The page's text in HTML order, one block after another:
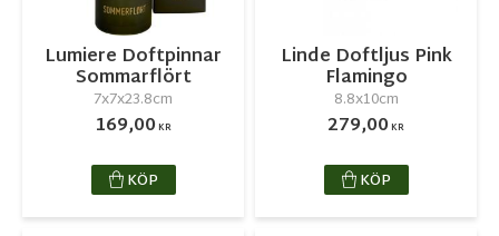
Lumiere Doftpinnar
Sommarflört
7x7x23.8cm
169,00KR
KÖP
Linde Doftljus Pink
Flamingo
8.8x10cm
279,00KR
KÖP